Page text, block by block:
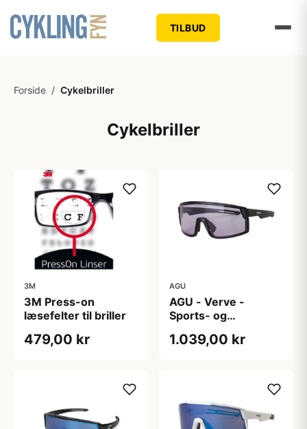
TILBUD
Forside / Cykelbriller
Cykelbriller
3M
3M Press-on
læsefelter til briller
479,00 kr
AGU
AGU - Verve -
Sports- og
Photokromisk linse -
1.039,00 kr